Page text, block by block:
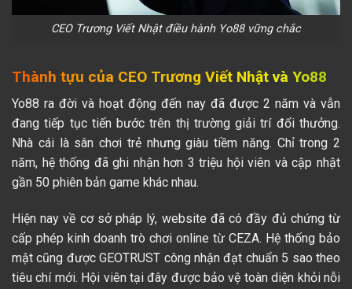
CEO Trương Viết Nhật điều hành Yo88 vững chắc
Thành tựu của CEO Trương Viết Nhật và Yo88
Yo88 ra đời và hoạt động đến nay đã được 2 năm và vẫn
đang tiếp tục tiến bước trên thị trường giải trí đổi thưởng.
Nhà cái là sân chơi trẻ nhưng giàu tiềm năng. Chỉ trong 2
năm, hệ thống đã ghi nhận hơn 3 triệu hội viên và cập nhật
gần 50 phiên bản game khác nhau.
Hiện nay về cơ sở pháp lý, website đã có đầy đủ chứng từ
cấp phép kinh doanh trò chơi online từ CEZA. Hệ thống bảo
mật cũng được GEOTRUST công nhận đạt chuẩn 5 sao theo
tiêu chí mới. Hội viên tại đây được bảo vệ toàn diện khỏi nỗi